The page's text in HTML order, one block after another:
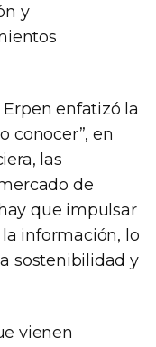
y
enfatizó la
conocer”, en
las
de
que impulsar
información, lo
sostenibilidad y
vienen